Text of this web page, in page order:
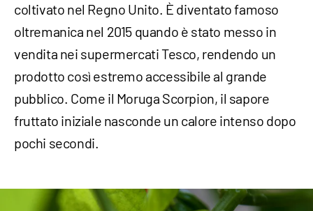
coltivato nel Regno Unito. È diventato famoso
oltremanica nel 2015 quando è stato messo in
vendita nei supermercati Tesco, rendendo un
prodotto così estremo accessibile al grande
pubblico. Come il Moruga Scorpion, il sapore
fruttato iniziale nasconde un calore intenso dopo
pochi secondi.